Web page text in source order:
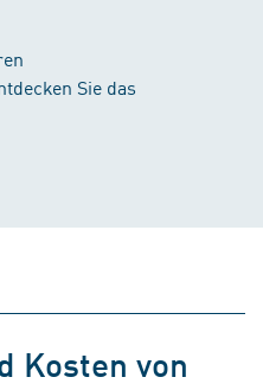
Sie das
Kosten von